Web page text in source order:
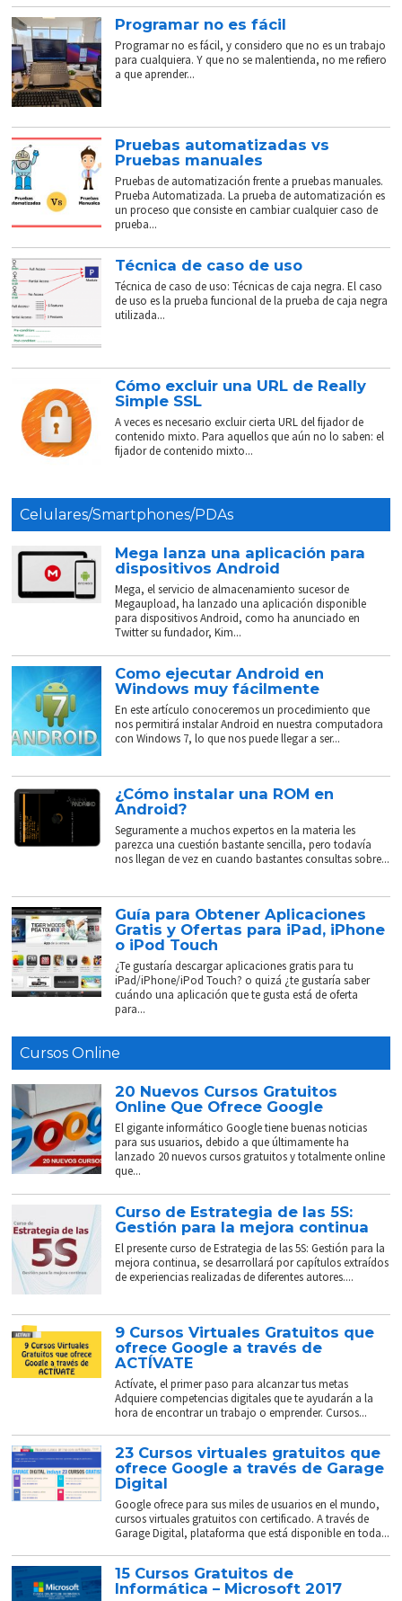
Programar no es fácil
Programar no es fácil, y considero que no es un trabajo
para cualquiera. Y que no se malentienda, no me refiero
a que aprender...
Pruebas automatizadas vs
Pruebas manuales
Pruebas de automatización frente a pruebas manuales.
Prueba Automatizada. La prueba de automatización es
un proceso que consiste en cambiar cualquier caso de
prueba...
Técnica de caso de uso
Técnica de caso de uso: Técnicas de caja negra. El caso
de uso es la prueba funcional de la prueba de caja negra
utilizada...
Cómo excluir una URL de Really
Simple SSL
A veces es necesario excluir cierta URL del fijador de
contenido mixto. Para aquellos que aún no lo saben: el
fijador de contenido mixto...
Celulares/Smartphones/PDAs
Mega lanza una aplicación para
dispositivos Android
Mega, el servicio de almacenamiento sucesor de
Megaupload, ha lanzado una aplicación disponible
para dispositivos Android, como ha anunciado en
Twitter su fundador, Kim...
Como ejecutar Android en
Windows muy fácilmente
En este artículo conoceremos un procedimiento que
nos permitirá instalar Android en nuestra computadora
con Windows 7, lo que nos puede llegar a ser...
¿Cómo instalar una ROM en
Android?
Seguramente a muchos expertos en la materia les
parezca una cuestión bastante sencilla, pero todavía
nos llegan de vez en cuando bastantes consultas sobre...
Guía para Obtener Aplicaciones
Gratis y Ofertas para iPad, iPhone
o iPod Touch
¿Te gustaría descargar aplicaciones gratis para tu
iPad/iPhone/iPod Touch? o quizá ¿te gustaría saber
cuándo una aplicación que te gusta está de oferta
para...
Cursos Online
20 Nuevos Cursos Gratuitos
Online Que Ofrece Google
El gigante informático Google tiene buenas noticias
para sus usuarios, debido a que últimamente ha
lanzado 20 nuevos cursos gratuitos y totalmente online
que...
Curso de Estrategia de las 5S:
Gestión para la mejora continua
El presente curso de Estrategia de las 5S: Gestión para la
mejora continua, se desarrollará por capítulos extraídos
de experiencias realizadas de diferentes autores....
9 Cursos Virtuales Gratuitos que
ofrece Google a través de
ACTÍVATE
Actívate, el primer paso para alcanzar tus metas
Adquiere competencias digitales que te ayudarán a la
hora de encontrar un trabajo o emprender. Cursos...
23 Cursos virtuales gratuitos que
ofrece Google a través de Garage
Digital
Google ofrece para sus miles de usuarios en el mundo,
cursos virtuales gratuitos con certificado. A través de
Garage Digital, plataforma que está disponible en toda...
15 Cursos Gratuitos de
Informática – Microsoft 2017